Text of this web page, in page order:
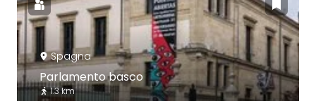
Spagna
Parlamento basco
1.3 km